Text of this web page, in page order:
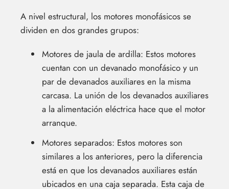
A nivel estructural, los motores monofásicos se
dividen en dos grandes grupos:
Motores de jaula de ardilla: Estos motores
cuentan con un devanado monofásico y un
par de devanados auxiliares en la misma
carcasa. La unión de los devanados auxiliares
a la alimentación eléctrica hace que el motor
arranque.
Motores separados: Estos motores son
similares a los anteriores, pero la diferencia
está en que los devanados auxiliares están
ubicados en una caja separada. Esta caja de